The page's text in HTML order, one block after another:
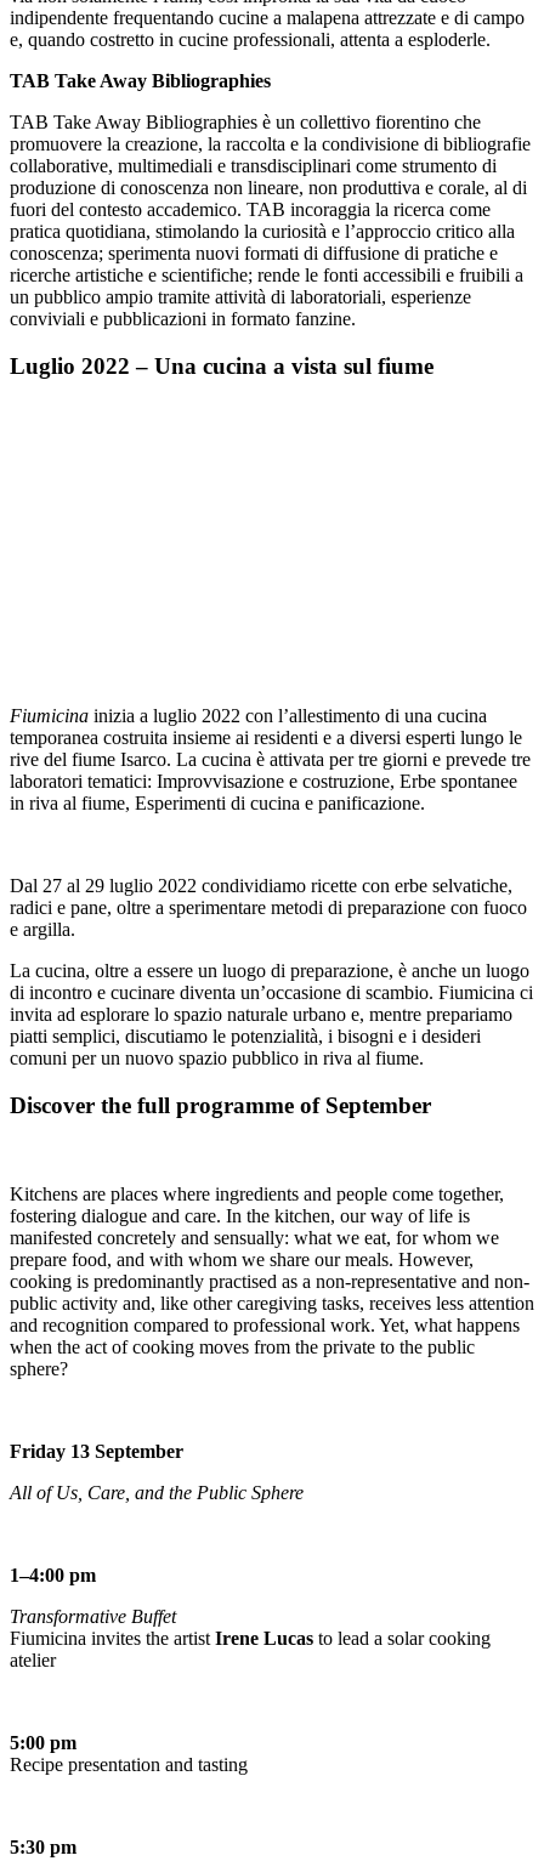
indipendente frequentando cucine a malapena attrezzate e di campo
e, quando costretto in cucine professionali, attenta a esploderle.
TAB Take Away Bibliographies
TAB Take Away Bibliographies è un collettivo fiorentino che
promuovere la creazione, la raccolta e la condivisione di bibliografie
collaborative, multimediali e transdisciplinari come strumento di
produzione di conoscenza non lineare, non produttiva e corale, al di
fuori del contesto accademico. TAB incoraggia la ricerca come
pratica quotidiana, stimolando la curiosità e l’approccio critico alla
conoscenza; sperimenta nuovi formati di diffusione di pratiche e
ricerche artistiche e scientifiche; rende le fonti accessibili e fruibili a
un pubblico ampio tramite attività di laboratoriali, esperienze
conviviali e pubblicazioni in formato fanzine.
Luglio 2022 – Una cucina a vista sul fiume
Fiumicina inizia a luglio 2022 con l’allestimento di una cucina
temporanea costruita insieme ai residenti e a diversi esperti lungo le
rive del fiume Isarco. La cucina è attivata per tre giorni e prevede tre
laboratori tematici: Improvvisazione e costruzione, Erbe spontanee
in riva al fiume, Esperimenti di cucina e panificazione.
Dal 27 al 29 luglio 2022 condividiamo ricette con erbe selvatiche,
radici e pane, oltre a sperimentare metodi di preparazione con fuoco
e argilla.
La cucina, oltre a essere un luogo di preparazione, è anche un luogo
di incontro e cucinare diventa un’occasione di scambio. Fiumicina ci
invita ad esplorare lo spazio naturale urbano e, mentre prepariamo
piatti semplici, discutiamo le potenzialità, i bisogni e i desideri
comuni per un nuovo spazio pubblico in riva al fiume.
Discover the full programme of September
Kitchens are places where ingredients and people come together,
fostering dialogue and care. In the kitchen, our way of life is
manifested concretely and sensually: what we eat, for whom we
prepare food, and with whom we share our meals. However,
cooking is predominantly practised as a non-representative and non-
public activity and, like other caregiving tasks, receives less attention
and recognition compared to professional work. Yet, what happens
when the act of cooking moves from the private to the public
sphere?
Friday 13 September
All of Us, Care, and the Public Sphere
1–4:00 pm
Transformative Buffet
Fiumicina invites the artist Irene Lucas to lead a solar cooking
atelier
5:00 pm
Recipe presentation and tasting
5:30 pm